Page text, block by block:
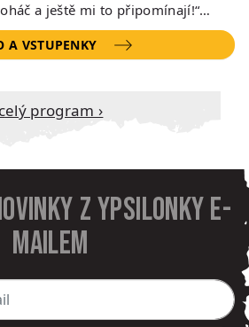
a ještě mi to připomínají!“…
A VSTUPENKY
Celý program ›
z Ypsilonky e-
mailem